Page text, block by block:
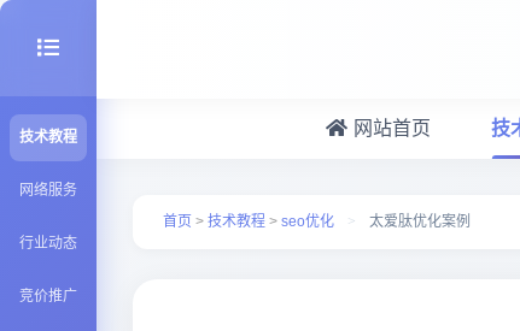
技术教程
seo优化
网络服务
行业动态
竞价推广
网站首页 技
首页 > 技术教程 > seo优化 > 太爱肽优化案例